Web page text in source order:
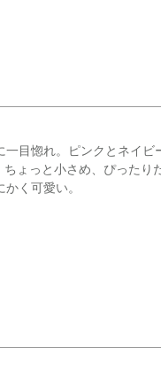
目惚れ。ピンクとネイビ
ょっと小さめ、ぴったり
く可愛い。